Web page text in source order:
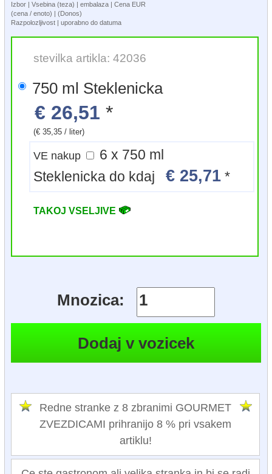
Izbor | Vsebina (teza) | embalaza | Cena EUR
(cena / enoto) | (Donos)
Razpolozljivost | uporabno do datuma
stevilka artikla: 42036
750 ml Steklenicka
€ 26,51 *
(€ 35,35 / liter)
VE nakup
6 x 750 ml
Steklenicka do kdaj€ 25,71 *
TAKOJ VSELJIVE
Mnozica:
Redne stranke z 8 zbranimi GOURMET
ZVEZDICAMI prihranijo 8 % pri vsakem
artiklu!